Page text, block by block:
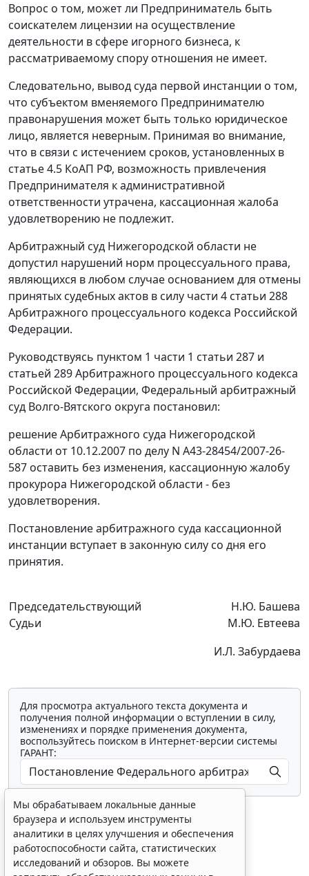
Вопрос о том, может ли Предприниматель быть
соискателем лицензии на осуществление
деятельности в сфере игорного бизнеса, к
рассматриваемому спору отношения не имеет.
Следовательно, вывод суда первой инстанции о том,
что субъектом вменяемого Предпринимателю
правонарушения может быть только юридическое
лицо, является неверным. Принимая во внимание,
что в связи с истечением сроков, установленных в
статье 4.5 КоАП РФ, возможность привлечения
Предпринимателя к административной
ответственности утрачена, кассационная жалоба
удовлетворению не подлежит.
Арбитражный суд Нижегородской области не
допустил нарушений норм процессуального права,
являющихся в любом случае основанием для отмены
принятых судебных актов в силу части 4 статьи 288
Арбитражного процессуального кодекса Российской
Федерации.
Руководствуясь пунктом 1 части 1 статьи 287 и
статьей 289Арбитражного процессуального кодекса
Российской Федерации, Федеральный арбитражный
суд Волго-Вятского округа постановил:
решение Арбитражного суда Нижегородской
области от 10.12.2007 по делу N А43-28454/2007-26-
587 оставить без изменения, кассационную жалобу
прокурора Нижегородской области - без
удовлетворения.
Постановление арбитражного суда кассационной
инстанции вступает в законную силу со дня его
принятия.
Председательствующий
Судьи
Н.Ю. Башева
М.Ю. Евтеева
И.Л. Забурдаева
Для просмотра актуального текста документа и
получения полной информации о вступлении в силу,
изменениях и порядке применения документа,
воспользуйтесь поиском в Интернет-версии системы
ГАРАНТ:
Показать все материалы
Мы обрабатываем локальные данные
браузера и используем инструменты
аналитики в целях улучшения и обеспечения
работоспособности сайта, статистических
исследований и обзоров. Вы можете